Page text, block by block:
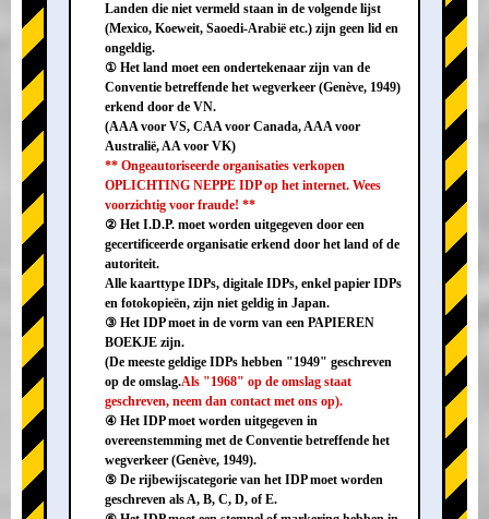
Landen die niet vermeld staan in de volgende lijst
(Mexico, Koeweit, Saoedi-Arabië etc.) zijn geen lid en
ongeldig.
① Het land moet een ondertekenaar zijn van de
Conventie betreffende het wegverkeer (Genève, 1949)
erkend door de VN.
(AAA voor VS, CAA voor Canada, AAA voor
Australië, AA voor VK)
** Ongeautoriseerde organisaties verkopen
OPLICHTING NEPPE IDP op het internet. Wees
voorzichtig voor fraude! **
② Het I.D.P. moet worden uitgegeven door een
gecertificeerde organisatie erkend door het land of de
autoriteit.
Alle kaarttype IDPs, digitale IDPs, enkel papier IDPs
en fotokopieën, zijn niet geldig in Japan.
③ Het IDP moet in de vorm van een PAPIEREN
BOEKJE zijn.
(De meeste geldige IDPs hebben "1949" geschreven
op de omslag.Als "1968" op de omslag staat
geschreven, neem dan contact met ons op).
④ Het IDP moet worden uitgegeven in
overeenstemming met de Conventie betreffende het
wegverkeer (Genève, 1949).
⑤ De rijbewijscategorie van het IDP moet worden
geschreven als A, B, C, D, of E.